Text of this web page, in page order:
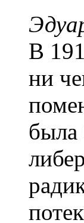
В
ни
была